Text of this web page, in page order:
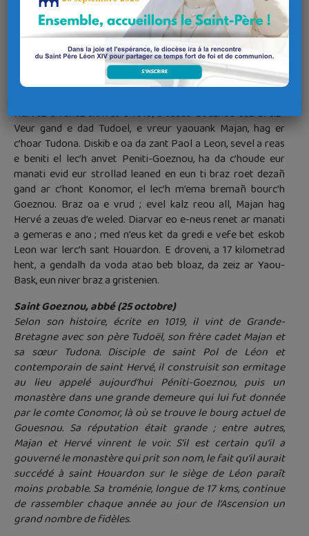
Brest), Vincent Le Rousseau de Rosancoat (de
Châteauneuf), Nicolas Verron (de Quimperlé) et François
Le Livec (de Quimper), anciens membres de la Compagnie
de Jésus (supprimée en 1773), et devenus par la suite
Hervez e vuhez skrivet e 1019, e teuas Goeznou euz Breiz-
Veur gand e dad Tudoel, e vreur yaouank Majan, hag er
c’hoar Tudona. Diskib e oa da zant Paol a Leon, sevel a reas
e beniti el lec’h anvet Peniti-Goeznou, ha da c’houde eur
manati evid eur strollad leaned en eun ti braz roet dezañ
gand ar c’hont Konomor, el lec’h m’ema bremañ bourc’h
Goeznou. Braz oa e vrud ; evel kalz reou all, Majan hag
Hervé a zeuas d’e weled. Diarvar eo e-neus renet ar manati
a gemeras e ano ; med n’eus ket da gredi e vefe bet eskob
Leon war lerc’h sant Houardon. E droveni, a 17 kilometrad
hent, a gendalh da voda atao beb bloaz, da zeiz ar Yaou-
Bask, eun niver braz a gristenien.
Saint Goeznou, abbé (25 octobre)
Selon son histoire, écrite en 1019, il vint de Grande-
Bretagne avec son père Tudoël, son frère cadet Majan et
sa sœur Tudona. Disciple de saint Pol de Léon et
contemporain de saint Hervé, il construisit son ermitage
au lieu appelé aujourd’hui Péniti-Goeznou, puis un
monastère dans une grande demeure qui lui fut donnée
par le comte Conomor, là où se trouve le bourg actuel de
Gouesnou. Sa réputation était grande ; entre autres,
Majan et Hervé vinrent le voir. S’il est certain qu’il a
gouverné le monastère qui prit son nom, le fait qu’il aurait
succédé à saint Houardon sur le siège de Léon paraît
moins probable. Sa troménie, longue de 17 kms, continue
de rassembler chaque année au jour de l’Ascension un
grand nombre de fidèles.